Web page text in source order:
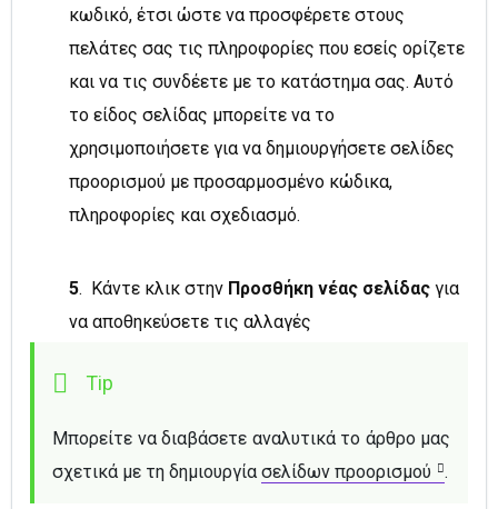
κωδικό, έτσι ώστε να προσφέρετε στους
πελάτες σας τις πληροφορίες που εσείς ορίζετε
και να τις συνδέετε με το κατάστημα σας. Αυτό
το είδος σελίδας μπορείτε να το
χρησιμοποιήσετε για να δημιουργήσετε σελίδες
προορισμού με προσαρμοσμένο κώδικα,
πληροφορίες και σχεδιασμό.
5. Κάντε κλικ στην Προσθήκη νέας σελίδας για
να αποθηκεύσετε τις αλλαγές
Μπορείτε να διαβάσετε αναλυτικά το άρθρο μας
σχετικά με τη δημιουργία σελίδων προορισμού .